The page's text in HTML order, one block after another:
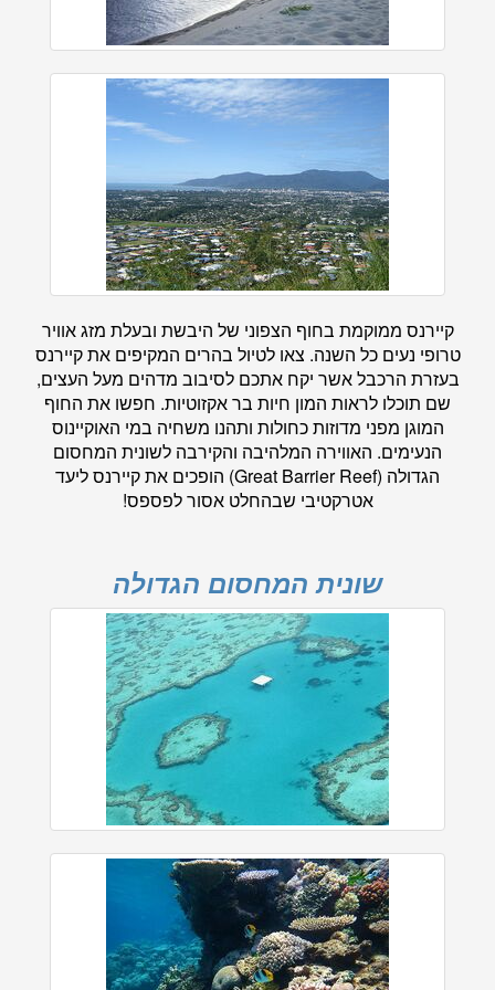
קיירנס ממוקמת בחוף הצפוני של היבשת ובעלת מזג אוויר
טרופי נעים כל השנה. צאו לטיול בהרים המקיפים את קיירנס
בעזרת הרכבל אשר יקח אתכם לסיבוב מדהים מעל העצים,
שם תוכלו לראות המון חיות בר אקזוטיות. חפשו את החוף
המוגן מפני מדוזות כחולות ותהנו משחיה במי האוקיינוס
הנעימים. האווירה המלהיבה והקירבה לשונית המחסום
הגדולה (Great Barrier Reef) הופכים את קיירנס ליעד
אטרקטיבי שבהחלט אסור לפספס!
שונית המחסום הגדולה